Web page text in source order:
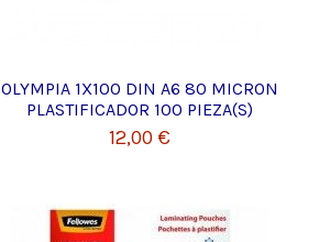
OLYMPIA 1X100 DIN A6 80 MICRON
PLASTIFICADOR 100 PIEZA(S)
12,00 €